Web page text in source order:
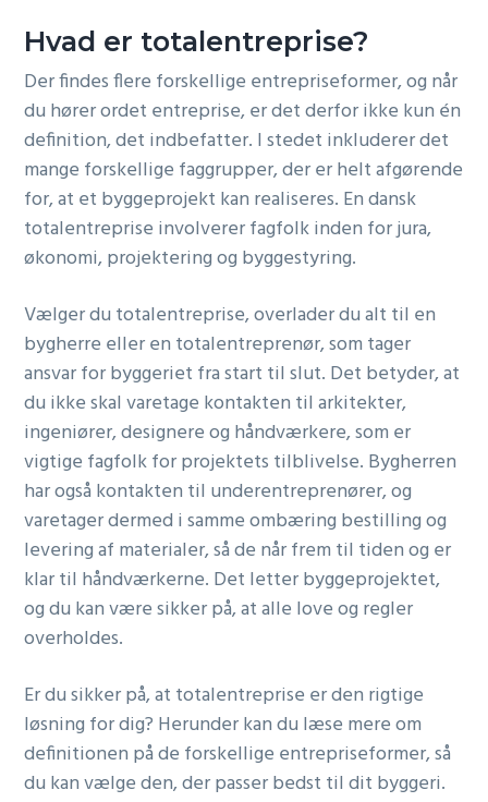
Hvad er totalentreprise?
Der findes flere forskellige entrepriseformer, og når
du hører ordet entreprise, er det derfor ikke kun én
definition, det indbefatter. I stedet inkluderer det
mange forskellige faggrupper, der er helt afgørende
for, at et byggeprojekt kan realiseres. En dansk
totalentreprise involverer fagfolk inden for jura,
økonomi, projektering og byggestyring.
Vælger du totalentreprise, overlader du alt til en
bygherre eller en totalentreprenør, som tager
ansvar for byggeriet fra start til slut. Det betyder, at
du ikke skal varetage kontakten til arkitekter,
ingeniører, designere og håndværkere, som er
vigtige fagfolk for projektets tilblivelse. Bygherren
har også kontakten til underentreprenører, og
varetager dermed i samme ombæring bestilling og
levering af materialer, så de når frem til tiden og er
klar til håndværkerne. Det letter byggeprojektet,
og du kan være sikker på, at alle love og regler
overholdes.
Er du sikker på, at totalentreprise er den rigtige
løsning for dig? Herunder kan du læse mere om
definitionen på de forskellige entrepriseformer, så
du kan vælge den, der passer bedst til dit byggeri.